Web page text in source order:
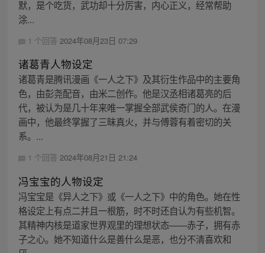
默，是个吃货，武功却十分厉害，内心正义，经常帮助
涂...
1 个回答 2024年08月23日 07:29
诸葛青人物设定
诸葛青是腾讯漫画《一人之下》及其衍生作品中的主要角
色，由彭尧配音，由米二创作。他是汉丞相诸葛亮的后
代，被认为是几十年来唯一掌握全部武侯奇门的人。在漫
画中，他最终掌握了三昧真火，并与傅蓉有着密切的关
系。...
1 个回答 2024年08月21日 21:24
冯宝宝的人物设定
冯宝宝是《异人之下》或《一人之下》中的角色。她在性
格设定上有点二并且一根筋，时不时还自认为有些机智。
其精神内核是道家世界观里的理想状态——赤子，拥有赤
子之心。她不知道什么是善什么是恶，也分不清喜欢和